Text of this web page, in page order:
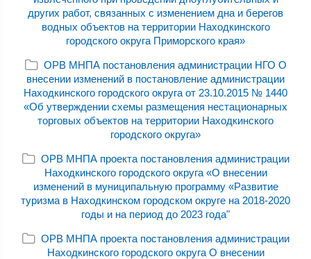
других работ, связанных с изменением дна и берегов
водных объектов на территории Находкинского
городского округа Приморского края»
ОРВ МНПА постановления администрации НГО О
внесении изменений в постановление администрации
Находкинского городского округа от 23.10.2015 № 1440
«Об утверждении схемы размещения нестационарных
торговых объектов на территории Находкинского
городского округа»
ОРВ МНПА проекта постановления администрации
Находкинского городского округа «О внесении
изменений в муниципальную программу «Развитие
туризма в Находкинском городском округе на 2018-2020
годы и на период до 2023 года"
ОРВ МНПА проекта постановления администрации
Находкинского городского округа О внесении